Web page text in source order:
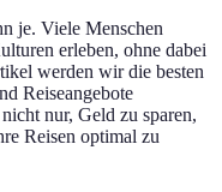
je. Viele Menschen
erleben, ohne dabei
werden wir die besten
Reiseangebote
nur, Geld zu sparen,
Reisen optimal zu